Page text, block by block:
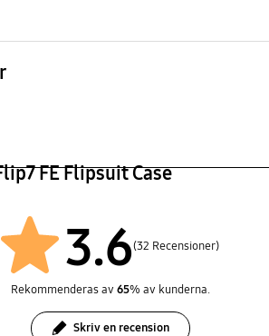
FE Flipsuit Case
3.6(32 Recensioner)
Rekommenderas av 65% av kunderna.
Skriv en recension